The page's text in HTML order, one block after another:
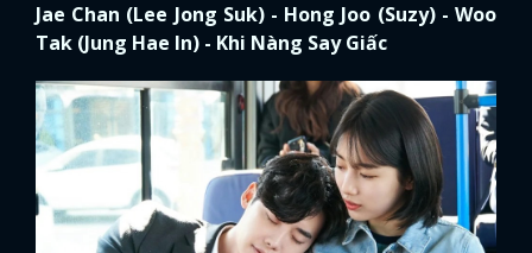
Jae Chan (Lee Jong Suk) - Hong Joo (Suzy) - Woo
Tak (Jung Hae In) - Khi Nàng Say Giấc